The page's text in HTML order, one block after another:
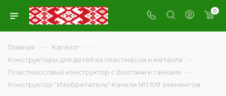
0
Главная — Каталог —
Конструкторы для детей из пластмассы и металла —
Пластмассовый конструктор с болтами и гайками —
Конструктор "Изобретатель" Качели №1 109 элементов